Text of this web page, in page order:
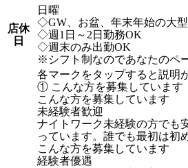
店休
日
日曜
◇GW、お盆、年末年始の大型
◇週1日～2日勤務OK
◇週末のみ出勤OK
※シフト制なのであなたのペ
各マークをタップすると説明
① こんな方を募集しています
こんな方を募集しています
未経験者歓迎
ナイトワーク未経験の方でも
っています。誰でも最初は初
こんな方を募集しています
経験者優遇